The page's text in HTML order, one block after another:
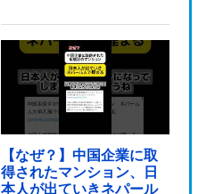
【なぜ？】中国企業に取
得されたマンション、日
本人が出ていきネパール